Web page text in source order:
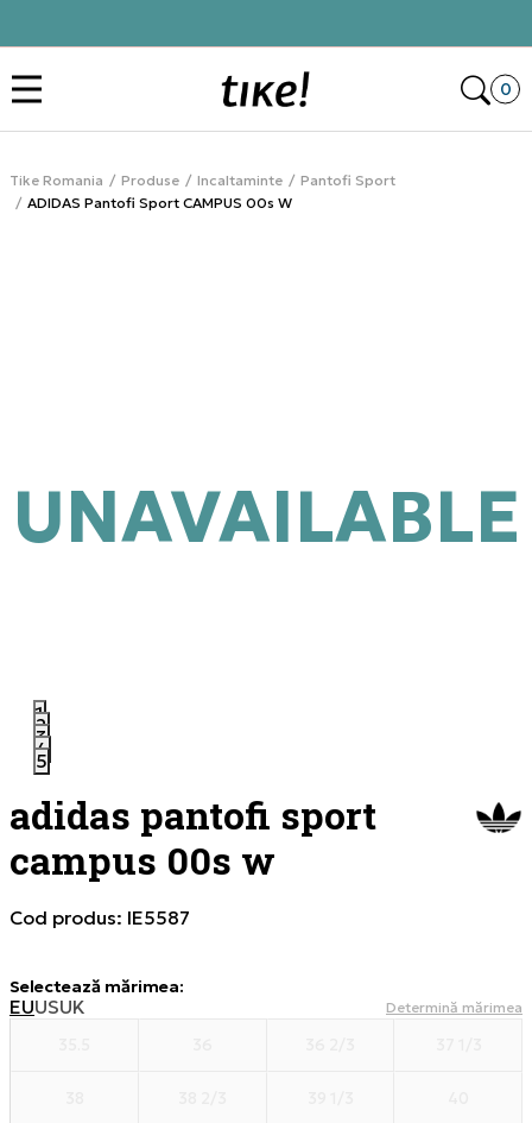
0
Tike Romania Produse Incaltaminte
Pantofi Sport
ADIDAS Pantofi Sport CAMPUS 00s W
1
2
3
4
5
UNAVAILABLE
adidas pantofi sport
campus 00s w
Cod produs: IE5587
Selectează mărimea:
EUUSUK Determină mărimea